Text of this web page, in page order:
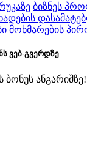
ბიზნეს
მოხმარების
ვებ-გვერდზე
ბონუს ანგარიშზე!